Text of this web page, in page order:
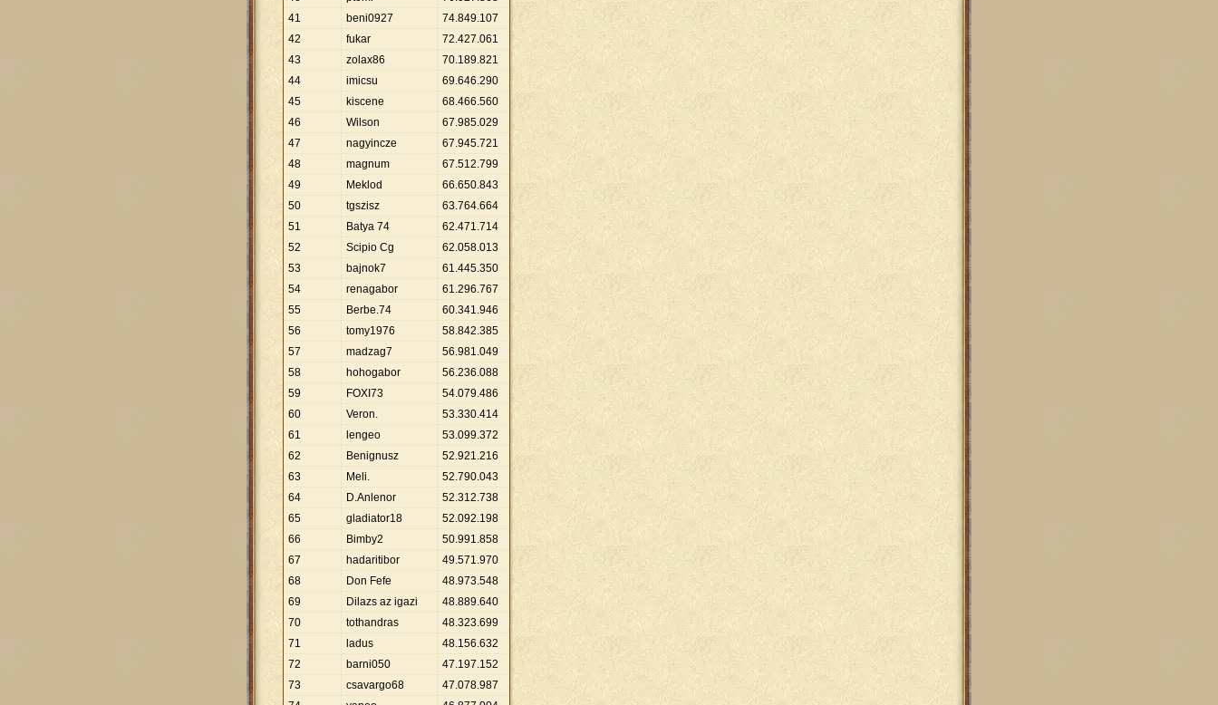
41
beni0927 74.849.107
42
fukar 72.427.061
43
zolax86 70.189.821
44
imicsu 69.646.290
45
kiscene 68.466.560
46
Wilson 67.985.029
47
nagyincze 67.945.721
48
magnum 67.512.799
49
Meklod 66.650.843
50
tgszisz 63.764.664
51
Batya 74 62.471.714
52
Scipio Cg 62.058.013
53
bajnok7 61.445.350
54
renagabor 61.296.767
55
Berbe.74 60.341.946
56
tomy1976 58.842.385
57
madzag7 56.981.049
58
hohogabor 56.236.088
59
FOXI73 54.079.486
60
Veron. 53.330.414
61
lengeo 53.099.372
62
Benignusz 52.921.216
63
Meli. 52.790.043
64
D.Anlenor 52.312.738
65
gladiator18 52.092.198
66
Bimby2 50.991.858
67
hadaritibor 49.571.970
68
Don Fefe 48.973.548
69
Dilazs az igazi 48.889.640
70
tothandras 48.323.699
71
ladus 48.156.632
72
barni050 47.197.152
73
csavargo68 47.078.987